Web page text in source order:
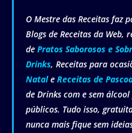
O Mestre das Receitas faz
Blogs de Receitas da Web,
de Pratos Saborosos e
Drinks, Receitas para
Natale Receitas de
de Drinks com e sem
públicos. Tudo isso,
nunca mais fique sem